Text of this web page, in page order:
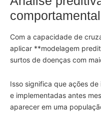
comportamental
Com a capacidade de
aplicar **modelagem
surtos de doenças com
Isso significa que ações
e implementadas antes
aparecer em uma